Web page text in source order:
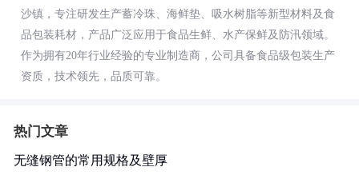
沙镇，专注研发生产蓄冷珠、海鲜垫、吸水树脂等新型材料及食
品包装耗材，产品广泛应用于食品生鲜、水产保鲜及防汛领域。
作为拥有20年行业经验的专业制造商，公司具备食品级包装生产
资质，技术领先，品质可靠。
热门文章
无缝钢管的常用规格及壁厚